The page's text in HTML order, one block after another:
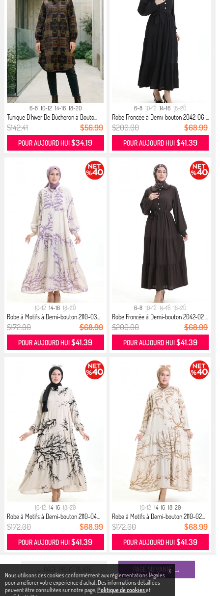
X
Nous utilisons des cookies conformément aux réglementations légales
pour améliorer votre expérience d`achat. Des informations détaillées
peuvent être consultées sur notre page,Politique de cookieset
6-8 10-12 14-16 18-20
Tunique D`hiver De Bûcheron à Bouto...
$142.41 $56.99
POUR AUJOURD HUI$34.19
6-8 10-12 14-16 18-20
Robe Froncée à Demi-bouton 2042-06 ...
$200.00 $68.99
POUR AUJOURD HUI $41.39
10-12 14-16 18-20
Robe à Motifs à Demi-bouton 2110-03...
$172.00 $68.99
POUR AUJOURD HUI$41.39
6-8 10-12 14-16 18-20
Robe Froncée à Demi-bouton 2042-02 ...
$200.00 $68.99
POUR AUJOURD HUI $41.39
10-12 14-16 18-20
Robe à Motifs à Demi-bouton 2110-04...
$172.00 $68.99
POUR AUJOURD HUI$41.39
10-12 14-16 18-20
Robe à Motifs à Demi-bouton 2110-02...
$172.00 $68.99
POUR AUJOURD HUI$41.39
PAGE SUIVANTE →